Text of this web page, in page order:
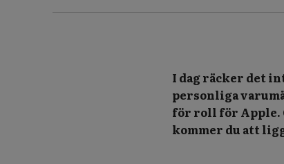
I dag räcker det
personliga
för roll för Apple.
kommer du att